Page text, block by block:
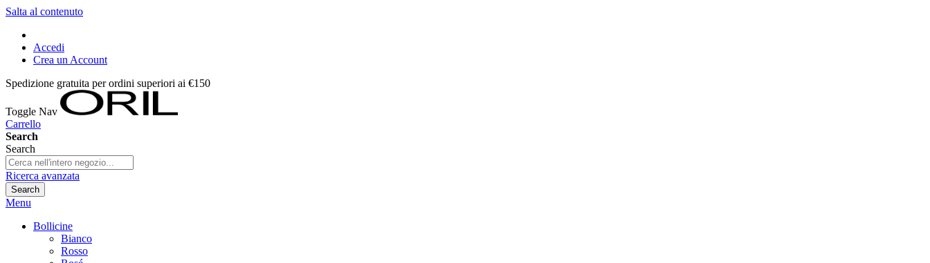
Salta al contenuto
Accedi
Crea un Account
Spedizione gratuita per ordini superiori ai €150
Toggle Nav
Carrello
Search
Search
Ricerca avanzata
Search
Menu
Bollicine
Bianco
Rosso